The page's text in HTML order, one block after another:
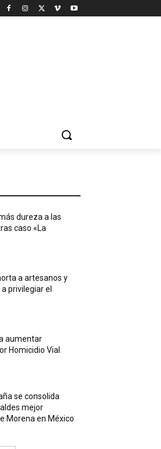
dureza a las
caso «La
a artesanos y
privilegiar el
aumentar
Homicidio Vial
se consolida
mejor
Morena en México